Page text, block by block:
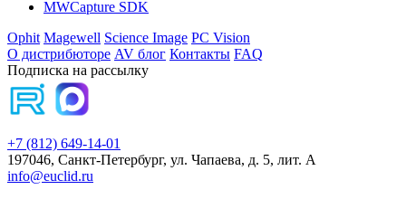
MWCapture SDK
Ophit Magewell Science Image PC Vision
О дистрибюторе AV блог Контакты FAQ
Подписка на рассылку
+7 (812) 649-14-01
197046, Санкт-Петербург, ул. Чапаева, д. 5, лит. А
info@euclid.ru